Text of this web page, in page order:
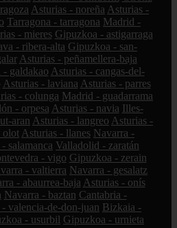
Asturias - noreña Asturias -
Tarragona - tarragona Madrid -
- mieres Gipuzkoa - astigarraga
- ribera-alta Gipuzkoa - san-
Asturias - peñamellera-baja
- galdakao Asturias - cangas-del-
Asturias - laviana Asturias - parres
- colunga Madrid - guadarrama
- orpesa Asturias - navia Illes-
aran Asturias - langreo Asturias -
olot Asturias - llanes Navarra -
salamanca Valladolid - zaratán
- vigo Gipuzkoa - zerain
- valtierra Navarra - gesalatz
- abaurrea-baja Asturias - onís
Navarra - baztan Cantabria -
valencia-de-don-juan Bizkaia -
- usurbil Gipuzkoa - urnieta